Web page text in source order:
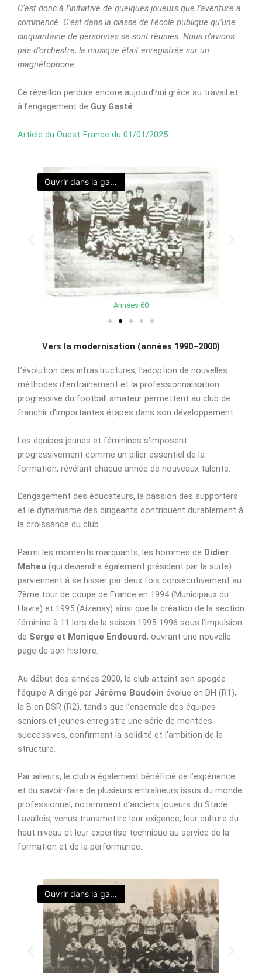
C’est donc à l’initiative de quelques joueurs que l’aventure a
commencé. C’est dans la classe de l’école publique qu’une
cinquantaine de personnes se sont réunies. Nous n’avions
pas d’orchestre, la musique était enregistrée sur un
magnétophone.
Ce réveillon perdure encore aujourd’hui grâce au travail et
à l’engagement de Guy Gasté
Article du Ouest-France du 01/01/2025
Années 60
Ouvrir dans la galerie
Vers la modernisation (années 1990–2000)
L’évolution des infrastructures, l’adoption de nouvelles
méthodes d’entraînement et la professionnalisation
progressive du football amateur permettent au club de
franchir d’importantes étapes dans son développement.
Les équipes jeunes et féminines s’imposent
progressivement comme un pilier essentiel de la
formation, révélant chaque année de nouveaux talents.
L’engagement des éducateurs, la passion des supporters
et le dynamisme des dirigeants contribuent durablement à
la croissance du club.
Parmi les moments marquants, les hommes de Didier
Maheu (qui deviendra également président par la suite)
parviennent à se hisser par deux fois consécutivement au
7ème tour de coupe de France en 1994 (Municipaux du
Havre) et 1995 (Aizenay) ainsi que la création de la section
féminine à 11 lors de la saison 1995-1996 sous l’impulsion
de Serge et Monique Endouard, ouvrant une nouvelle
page de son histoire.
Au début des années 2000, le club atteint son apogée :
l’équipe A dirigé par Jérôme Baudoin évolue en DH (R1),
la B en DSR (R2), tandis que l’ensemble des équipes
seniors et jeunes enregistre une série de montées
successives, confirmant la solidité et l’ambition de la
structure.
Par ailleurs, le club a également bénéficié de l’expérience
et du savoir-faire de plusieurs entraîneurs issus du monde
professionnel, notamment d’anciens joueurs du Stade
Lavallois, venus transmettre leur exigence, leur culture du
haut niveau et leur expertise technique au service de la
formation et de la performance.
Ouvrir dans la galerie